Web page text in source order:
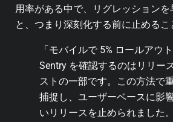
用率がある中で、リグレッションを
と、つまり深刻化する前に止めるこ
「モバイルで 5% ロールアウ
Sentry を確認するのはリリー
ストの一部です。この方法で
捕捉し、ユーザーベースに影
いリリースを止められました